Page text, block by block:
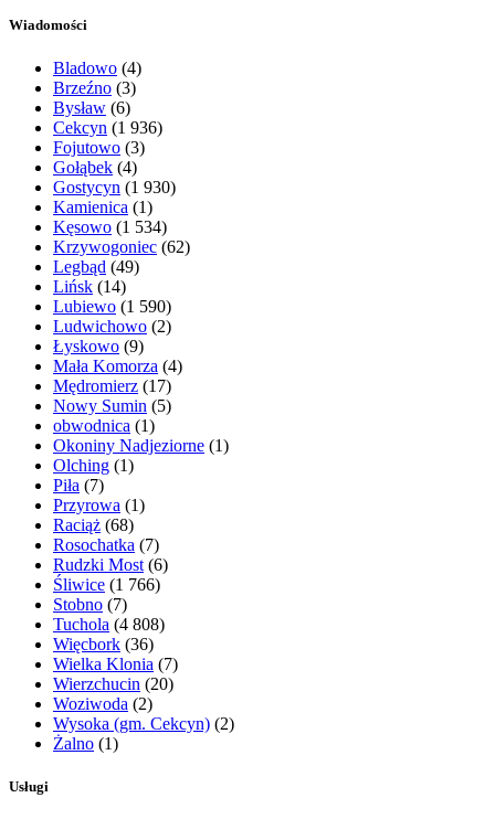
Wiadomości
Bladowo (4)
Brzeźno (3)
Bysław (6)
Cekcyn (1 936)
Fojutowo (3)
Gołąbek (4)
Gostycyn (1 930)
Kamienica (1)
Kęsowo (1 534)
Krzywogoniec (62)
Legbąd (49)
Lińsk (14)
Lubiewo (1 590)
Ludwichowo (2)
Łyskowo (9)
Mała Komorza (4)
Mędromierz (17)
Nowy Sumin (5)
obwodnica (1)
Okoniny Nadjeziorne (1)
Olching (1)
Piła (7)
Przyrowa (1)
Raciąż (68)
Rosochatka (7)
Rudzki Most (6)
Śliwice (1 766)
Stobno (7)
Tuchola (4 808)
Więcbork (36)
Wielka Klonia (7)
Wierzchucin (20)
Woziwoda (2)
Wysoka (gm. Cekcyn) (2)
Żalno (1)
Usługi